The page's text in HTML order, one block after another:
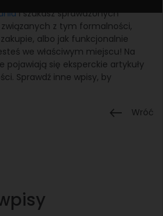
i szukasz sprawdzonych
z tym formalności,
albo jak funkcjonalnie
we właściwym miejscu! Na
pojawiają się eksperckie artykuły
Sprawdź inne wpisy, by
Wróć